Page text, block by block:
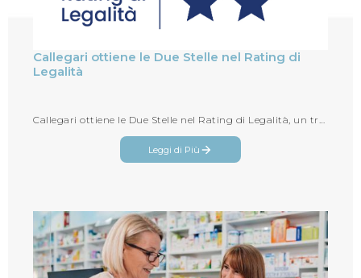
Callegari ottiene le Due Stelle nel Rating di
Legalità
Callegari ottiene le Due Stelle nel Rating di Legalità, un traguardo d'eccellenza per l'azienda di Parma
Leggi di Più